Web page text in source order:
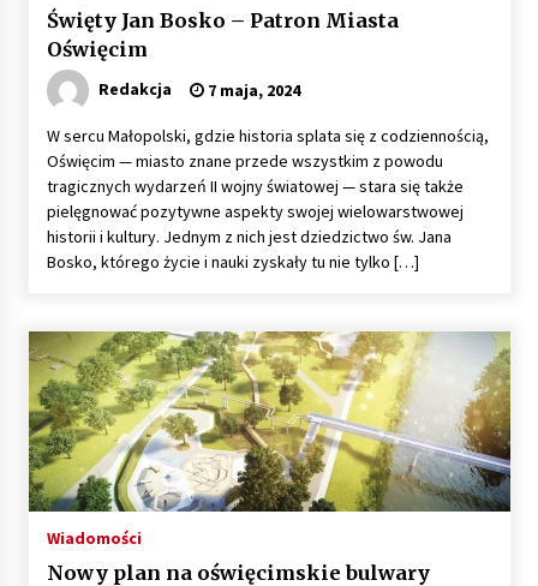
19 marca, 2025
Oświęcim, Libiąż: Zatrzymany sprawca
podejrzany o krótkotrwałe użycie pojazdu
17 marca, 2025
Kęty: Zatrzymany sprawca kradzieży z
Święty Jan Bosko – Patron Miasta
Oświęcim
Redakcja 7 maja, 2024
W sercu Małopolski, gdzie historia splata się z codziennością,
Oświęcim — miasto znane przede wszystkim z powodu
tragicznych wydarzeń II wojny światowej — stara się także
pielęgnować pozytywne aspekty swojej wielowarstwowej
historii i kultury. Jednym z nich jest dziedzictwo św. Jana
Bosko, którego życie i nauki zyskały tu nie tylko […]
Wiadomości
Nowy plan na oświęcimskie bulwary